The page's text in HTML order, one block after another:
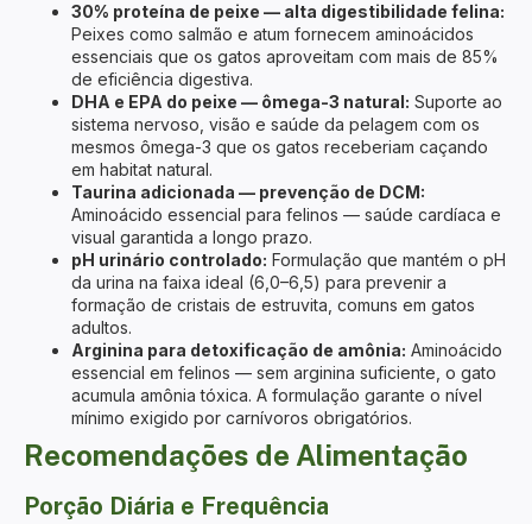
30% proteína de peixe — alta digestibilidade felina:
Peixes como salmão e atum fornecem aminoácidos
essenciais que os gatos aproveitam com mais de 85%
de eficiência digestiva.
DHA e EPA do peixe — ômega-3 natural: Suporte ao
sistema nervoso, visão e saúde da pelagem com os
mesmos ômega-3 que os gatos receberiam caçando
em habitat natural.
Taurina adicionada — prevenção de DCM:
Aminoácido essencial para felinos — saúde cardíaca e
visual garantida a longo prazo.
pH urinário controlado: Formulação que mantém o pH
da urina na faixa ideal (6,0–6,5) para prevenir a
formação de cristais de estruvita, comuns em gatos
adultos.
Arginina para detoxificação de amônia: Aminoácido
essencial em felinos — sem arginina suficiente, o gato
acumula amônia tóxica. A formulação garante o nível
mínimo exigido por carnívoros obrigatórios.
Recomendações de Alimentação
Porção Diária e Frequência